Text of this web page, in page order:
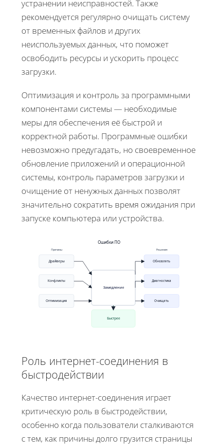
устранении неисправностей. Также
рекомендуется регулярно очищать систему
от временных файлов и других
неиспользуемых данных, что поможет
освободить ресурсы и ускорить процесс
загрузки.
Оптимизация и контроль за программными
компонентами системы — необходимые
меры для обеспечения её быстрой и
корректной работы. Программные ошибки
невозможно предугадать, но своевременное
обновление приложений и операционной
системы, контроль параметров загрузки и
очищение от ненужных данных позволят
значительно сократить время ожидания при
запуске компьютера или устройства.
Ошибки ПО
Драйверы
Конфликты
Оптимизация
Замедление
Обновлять
Диагностика
Очищать
Быстрее
Причины Решения
Роль интернет-соединения в
быстродействии
Качество интернет-соединения играет
критическую роль в быстродействии,
особенно когда пользователи сталкиваются
с тем, как причины долго грузится страницы